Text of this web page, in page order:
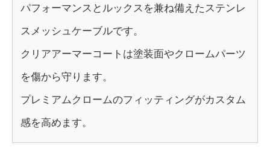
パフォーマンスとルックスを兼ね備えたステンレ
スメッシュケーブルです。
クリアアーマーコートは塗装面やクロームパーツ
を傷から守ります。
プレミアムクロームのフィッティングがカスタム
感を高めます。